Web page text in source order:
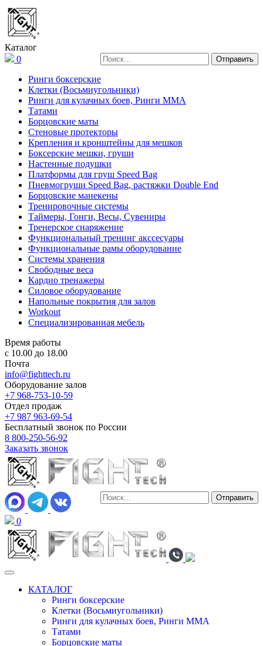
Каталог
0
Ринги боксерские
Клетки (Восьмиугольники)
Ринги для кулачных боев, Ринги ММА
Татами
Борцовские маты
Стеновые протекторы
Крепления и кронштейны для мешков
Боксерские мешки, груши
Настенные подушки
Платформы для груш Speed Bag
Пневмогруши Speed Bag, растяжки Double End
Борцовские манекены
Тренировочные системы
Таймеры, Гонги, Весы, Сувениры
Тренерское снаряжение
Функциональный тренинг акссесуары
Функциональные рамы оборудование
Системы хранения
Свободные веса
Кардио тренажеры
Силовое оборудование
Напольные покрытия для залов
Workout
Специализированная мебель
Время работы
с 10.00 до 18.00
Почта
info@fighttech.ru
Оборудование залов
+7 968-753-10-59
Отдел продаж
+7 987 963-69-54
Бесплатный звонок по России
8 800-250-56-92
Заказать звонок
0
КАТАЛОГ
Ринги боксерские
Клетки (Восьмиугольники)
Ринги для кулачных боев, Ринги ММА
Татами
Борцовские маты